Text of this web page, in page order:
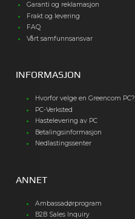
Garanti og reklamasjon
Frakt og levering
FAQ
Vårt samfunnsansvar
INFORMASJON
Hvorfor velge en Greencom PC?
PC-Verksted
Hastelevering av PC
Betalingsinformasjon
Nedlastingssenter
ANNET
Ambassadørprogram
B2B Sales Inquiry